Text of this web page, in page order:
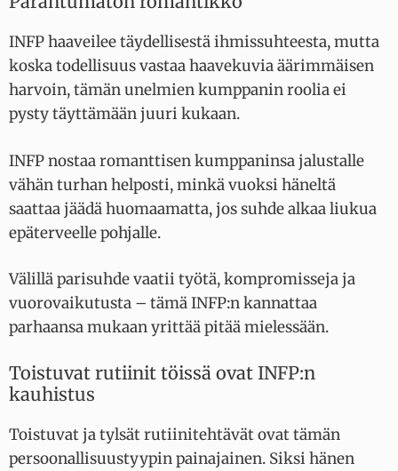
INFP haaveilee täydellisestä ihmissuhteesta, mutta
koska todellisuus vastaa haavekuvia äärimmäisen
harvoin, tämän unelmien kumppanin roolia ei
pysty täyttämään juuri kukaan.
INFP nostaa romanttisen kumppaninsa jalustalle
vähän turhan helposti, minkä vuoksi häneltä
saattaa jäädä huomaamatta, jos suhde alkaa liukua
epäterveelle pohjalle.
Välillä parisuhde vaatii työtä, kompromisseja ja
vuorovaikutusta – tämä INFP:n kannattaa
parhaansa mukaan yrittää pitää mielessään.
Toistuvat rutiinit töissä ovat INFP:n
kauhistus
Toistuvat ja tylsät rutiinitehtävät ovat tämän
persoonallisuustyypin painajainen. Siksi hänen